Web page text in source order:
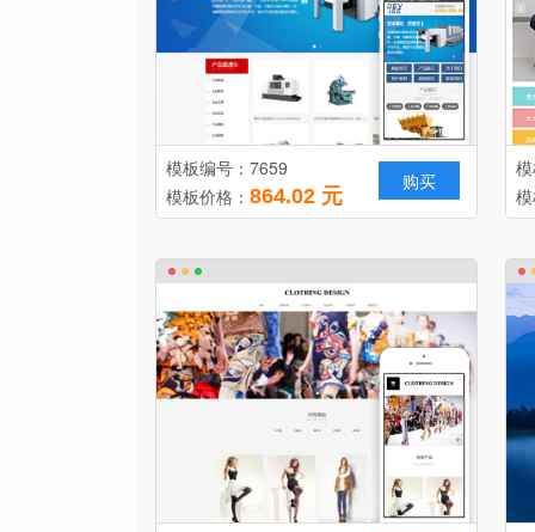
模板编号：7659
模板价格： 864.02 元
购买